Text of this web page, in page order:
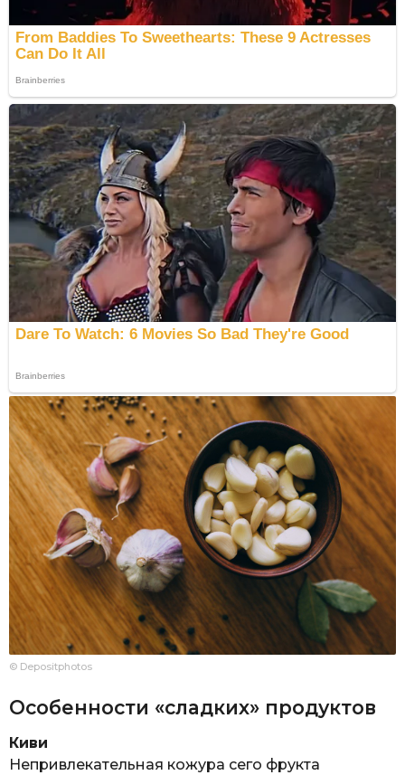
© Depositphotos
Особенности «сладких» продуктов
Киви
Непривлекательная кожура сего фрукта